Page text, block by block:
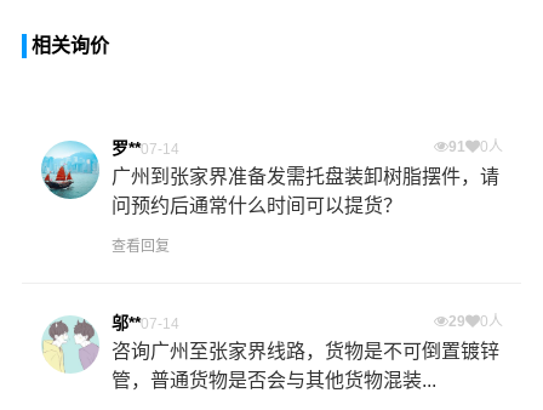
相关询价
罗**07-14 91 0人
广州到张家界准备发需托盘装卸树脂摆件，请
问预约后通常什么时间可以提货？
查看回复
邬**07-14 29 0人
咨询广州至张家界线路，货物是不可倒置镀锌
管，普通货物是否会与其他货物混装...